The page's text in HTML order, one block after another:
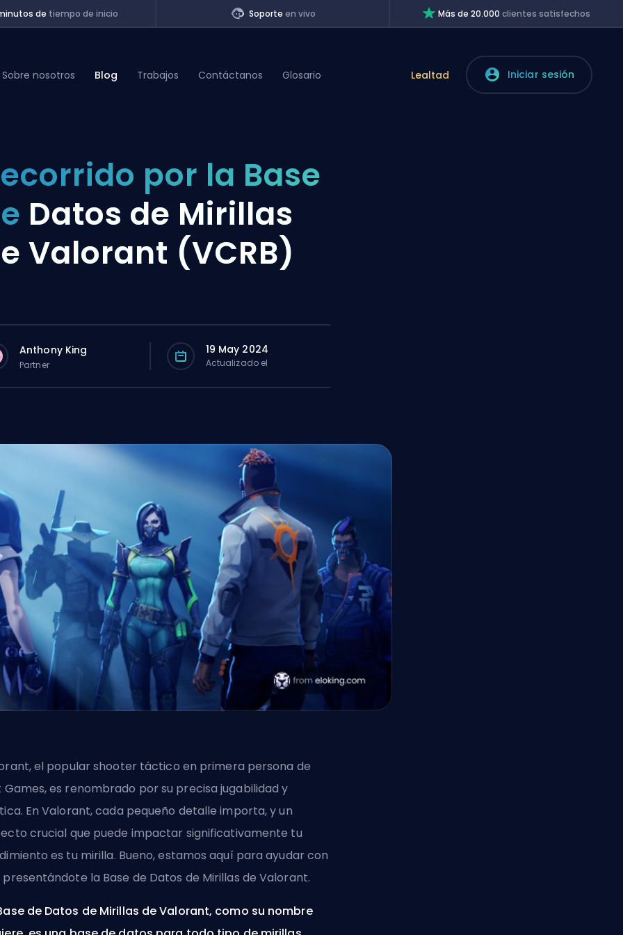
de tiempo de inicio Soporteen vivo Más de 20.000clientes satisfechos
Sobre nosotros Blog Trabajos Contáctanos Glosario Lealtad Iniciar sesión
por la Base
Datos de Mirillas
Valorant (VCRB)
Anthony King
Partner
19 May 2024
Actualizado el
el popular shooter táctico en primera persona de
Games, es renombrado por su precisa jugabilidad y
En Valorant, cada pequeño detalle importa, y un
crucial que puede impactar significativamente tu
es tu mirilla. Bueno, estamos aquí para ayudar con
presentándote la Base de Datos de Mirillas de Valorant.
de Datos de Mirillas de Valorant, como su nombre